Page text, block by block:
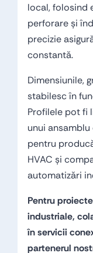
local, folosind
perforare și
precizie
constantă.
Dimensiunile,
stabilesc în
Profilele pot fi
unui
pentru
HVAC și
automatizări
Pentru
industriale,
în servicii
partenerul